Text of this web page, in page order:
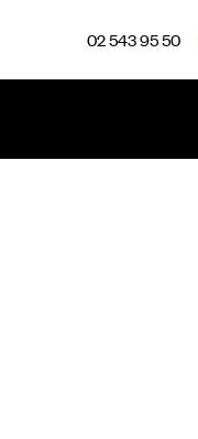
02 543 95 50